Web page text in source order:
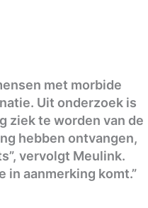
met morbide
Uit onderzoek is
ziek te worden van de
hebben ontvangen,
vervolgt Meulink.
in aanmerking komt.”